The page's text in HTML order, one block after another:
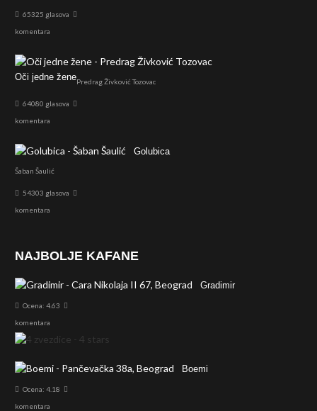
65325 glasova
komentara
Oči jedne ženePredrag Živković Tozovac
64080 glasova
komentara
Golubica
Šaban Šaulić
54303 glasova
komentara
NAJBOLJE KAFANE
Gradimir
Ocena: 4.63
komentara
Boemi
Ocena: 4.18
komentara